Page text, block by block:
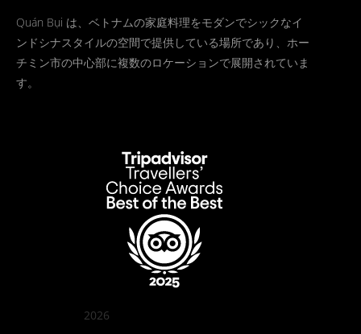
Quán Bụi は、ベトナムの家庭料理をモダンでシックなイ
ンドシナスタイルの空間で提供している場所であり、ホー
チミン市の中心部に複数のロケーションで展開されていま
す。
2026